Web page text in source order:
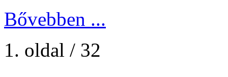
Bővebben ...
1. oldal / 32